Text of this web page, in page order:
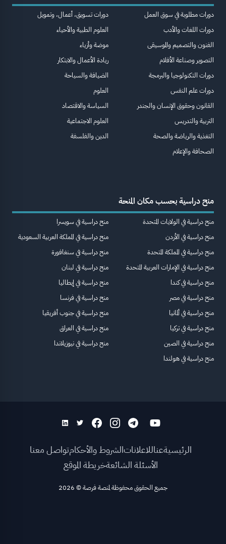
دورات مطلوبة في سوق العمل
دورات اللغات والأدب
الفنون والتصميم والموسيقى
التصوير وصناعة الأفلام
دورات التكنولوجيا والبرمجة
دورات علم النفس
القانون وحقوق الإنسان والجندر
التربية والتدريس
التغذية والرياضة والصحة
الصحافة والإعلام
دورات تسويق، أعمال، وتمويل
العلوم الطبية والأحياء
موضة وأزياء
ريادة الأعمال والابتكار
الضيافة والسياحة
العلوم
السياسة والاقتصاد
العلوم الاجتماعية
الدين والفلسفة
منح دراسية بحسب مكان المنحة
منح دراسية في الولايات المتحدة
منح دراسية في الأردن
منح دراسية في المملكة المتحدة
منح دراسية في الإمارات العربية المتحدة
منح دراسية في كندا
منح دراسية في مصر
منح دراسية في ألمانيا
منح دراسية في تركيا
منح دراسية في الصين
منح دراسية في هولندا
منح دراسية في سويسرا
منح دراسية في المملكة العربية السعودية
منح دراسية في سنغافورة
منح دراسية في لبنان
منح دراسية في إيطاليا
منح دراسية في فرنسا
منح دراسية في جنوب أفريقيا
منح دراسية في العراق
منح دراسية في نيوزيلاندا
الرئيسيةعناللاعلاناتالشروط والأحكامتواصل معنا
الأسئلة الشائعةخريطة الموقع
جميع الحقوق محفوظة لمنصة فرصة©
2026